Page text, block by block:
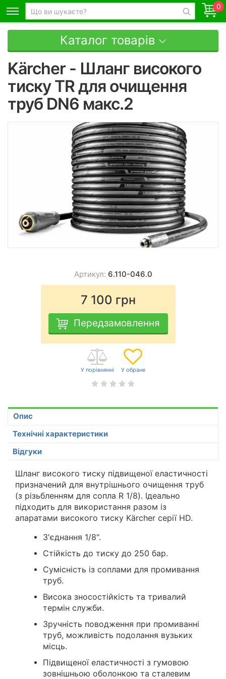
0
Каталог товарів
Kärcher - Шланг високого
тиску TR для очищення
труб DN6 макс.2
Артикул: 6.110-046.0
7 100 грн
Передзамовлення
Опис
Технічні характеристики
Відгуки
Шланг високого тиску підвищеної еластичності
призначений для внутрішнього очищення труб
(з різьбленням для сопла R 1/8). Ідеально
підходить для використання разом із
апаратами високого тиску Kärcher серії HD.
З'єднання 1/8".
Стійкість до тиску до 250 бар.
Сумісність із соплами для промивання
труб.
Висока зносостійкість та тривалий
термін служби.
Зручність поводження при промиванні
труб, можливість подолання вузьких
місць.
Підвищеної еластичності з гумовою
зовнішньою оболонкою та сталевим